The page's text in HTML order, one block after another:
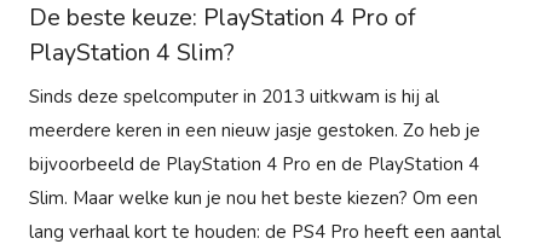
De beste keuze: PlayStation 4 Pro of
PlayStation 4 Slim?
Sinds deze spelcomputer in 2013 uitkwam is hij al
meerdere keren in een nieuw jasje gestoken. Zo heb je
bijvoorbeeld de PlayStation 4 Pro en de PlayStation 4
Slim. Maar welke kun je nou het beste kiezen? Om een
lang verhaal kort te houden: de PS4 Pro heeft een aantal